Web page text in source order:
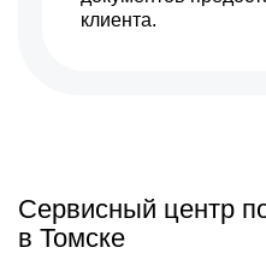
клиента.
Сервисный центр
в Томске